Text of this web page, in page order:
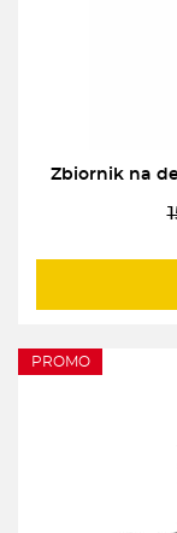
Zbiornik na
PROMO